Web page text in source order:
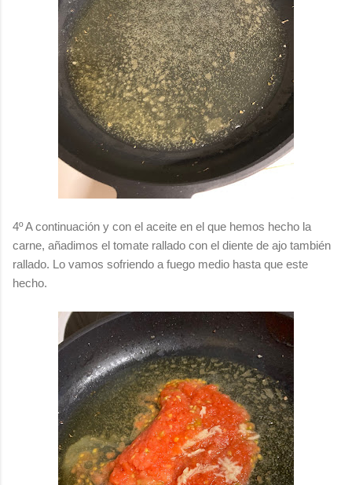
4º A continuación y con el aceite en el que hemos hecho la
carne, añadimos el tomate rallado con el diente de ajo también
rallado. Lo vamos sofriendo a fuego medio hasta que este
hecho.